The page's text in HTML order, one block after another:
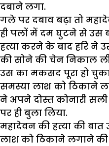
दबाने लगा.
गले पर दबाव बढ़ा तो
ही पलों में दम घुटने से उस
हत्या करने के बाद हरि
की सोने की चेन निकाल
उस का मकसद पूरा हो
समस्या लाश को ठिकाने
ने अपने दोस्त कोनारी
पर ही बुला लिया.
महादेवन की हत्या की बात
लाश को ठिकाने लगाने